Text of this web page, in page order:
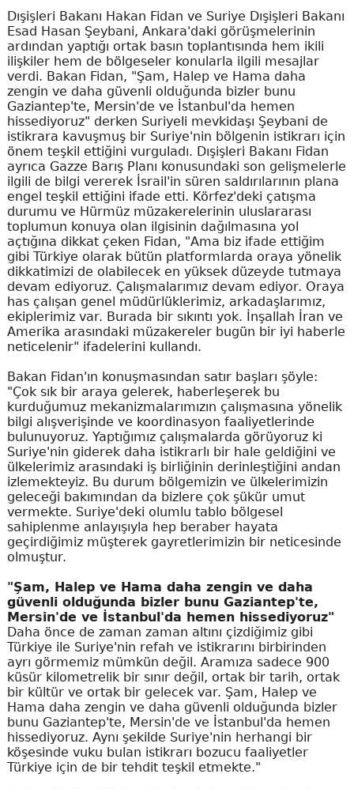
Dışişleri Bakanı Hakan Fidan ve Suriye Dışişleri Bakanı
Esad Hasan Şeybani, Ankara'daki görüşmelerinin
ardından yaptığı ortak basın toplantısında hem ikili
ilişkiler hem de bölgeseler konularla ilgili mesajlar
verdi. Bakan Fidan, "Şam, Halep ve Hama daha
zengin ve daha güvenli olduğunda bizler bunu
Gaziantep'te, Mersin'de ve İstanbul'da hemen
hissediyoruz" derken Suriyeli mevkidaşı Şeybani de
istikrara kavuşmuş bir Suriye'nin bölgenin istikrarı için
önem teşkil ettiğini vurguladı. Dışişleri Bakanı Fidan
ayrıca Gazze Barış Planı konusundaki son gelişmelerle
ilgili de bilgi vererek İsrail'in süren saldırılarının plana
engel teşkil ettiğini ifade etti. Körfez'deki çatışma
durumu ve Hürmüz müzakerelerinin uluslararası
toplumun konuya olan ilgisinin dağılmasına yol
açtığına dikkat çeken Fidan, "Ama biz ifade ettiğim
gibi Türkiye olarak bütün platformlarda oraya yönelik
dikkatimizi de olabilecek en yüksek düzeyde tutmaya
devam ediyoruz. Çalışmalarımız devam ediyor. Oraya
has çalışan genel müdürlüklerimiz, arkadaşlarımız,
ekiplerimiz var. Burada bir sıkıntı yok. İnşallah İran ve
Amerika arasındaki müzakereler bugün bir iyi haberle
neticelenir" ifadelerini kullandı.
Bakan Fidan'ın konuşmasından satır başları şöyle:
"Çok sık bir araya gelerek, haberleşerek bu
kurduğumuz mekanizmalarımızın çalışmasına yönelik
bilgi alışverişinde ve koordinasyon faaliyetlerinde
bulunuyoruz. Yaptığımız çalışmalarda görüyoruz ki
Suriye'nin giderek daha istikrarlı bir hale geldiğini ve
ülkelerimiz arasındaki iş birliğinin derinleştiğini andan
izlemekteyiz. Bu durum bölgemizin ve ülkelerimizin
geleceği bakımından da bizlere çok şükür umut
vermekte. Suriye'deki olumlu tablo bölgesel
sahiplenme anlayışıyla hep beraber hayata
geçirdiğimiz müşterek gayretlerimizin bir neticesinde
olmuştur.
"Şam, Halep ve Hama daha zengin ve daha
güvenli olduğunda bizler bunu Gaziantep'te,
Mersin'de ve İstanbul'da hemen hissediyoruz"
Daha önce de zaman zaman altını çizdiğimiz gibi
Türkiye ile Suriye'nin refah ve istikrarını birbirinden
ayrı görmemiz mümkün değil. Aramıza sadece 900
küsür kilometrelik bir sınır değil, ortak bir tarih, ortak
bir kültür ve ortak bir gelecek var. Şam, Halep ve
Hama daha zengin ve daha güvenli olduğunda bizler
bunu Gaziantep'te, Mersin'de ve İstanbul'da hemen
hissediyoruz. Aynı şekilde Suriye'nin herhangi bir
köşesinde vuku bulan istikrarı bozucu faaliyetler
Türkiye için de bir tehdit teşkil etmekte."